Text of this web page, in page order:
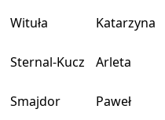
Wituła
Katarzyna
Sternal-Kucz Arleta
Smajdor Paweł